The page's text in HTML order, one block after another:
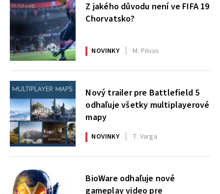
Z jakého důvodu není ve FIFA 19
Chorvatsko?
NOVINKY M. Pilous
Nový trailer pre Battlefield 5
odhaľuje všetky multiplayerové
mapy
NOVINKY T. Varga
BioWare odhaľuje nové
gameplay video pre